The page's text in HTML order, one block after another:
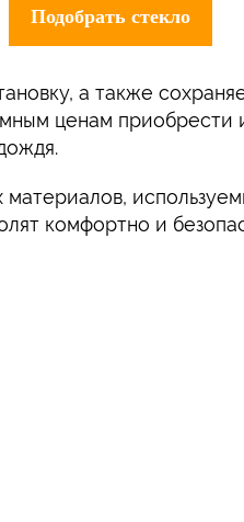
а также
ценам приобрести
материалов,
комфортно и